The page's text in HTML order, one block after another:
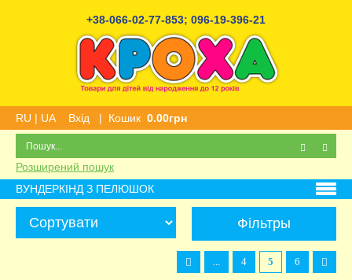
+38-066-02-77-853; 096-19-396-21
RU | UA Вхід | Кошик 0.00грн
Розширений пошук
ВУНДЕРКІНД З ПЕЛЮШОК
Фільтры
... 4 5 6